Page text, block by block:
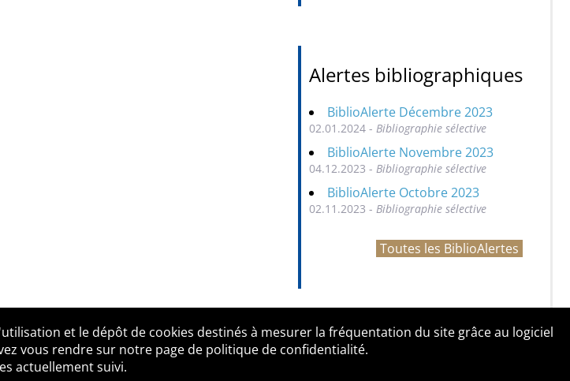
Alertes bibliographiques
BiblioAlerte Décembre 2023
02.01.2024 - Bibliographie sélective
BiblioAlerte Novembre 2023
04.12.2023 - Bibliographie sélective
BiblioAlerte Octobre 2023
02.11.2023 - Bibliographie sélective
Toutes les BiblioAlertes
Accessibilité Politique de confidentialité Contact
et le dépôt de cookies destinés à mesurer la fréquentation du site grâce au logiciel
vous rendre sur notre page de politique de confidentialité.
actuellement suivi.